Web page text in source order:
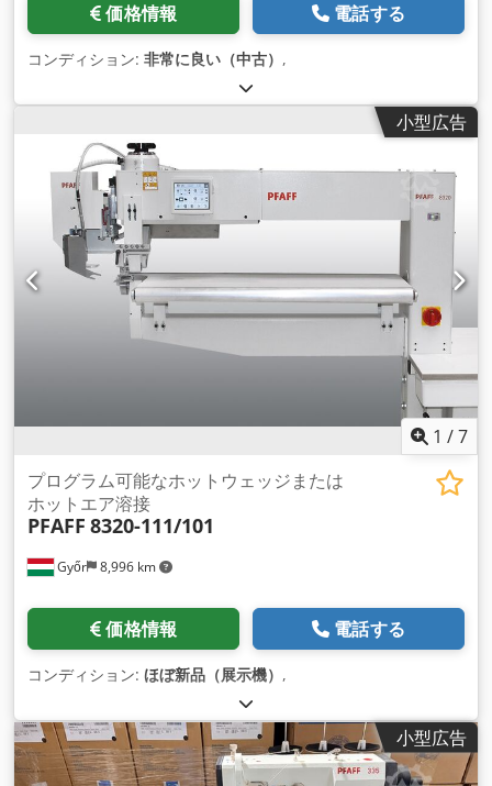
価格情報 電話する
コンディション: 非常に良い（中古） ,
小型広告
1 /7
Győr 8,996 km
プログラム可能なホットウェッジまたは
ホットエア溶接
PFAFF 8320-111/101
価格情報 電話する
コンディション: ほぼ新品（展示機） ,
小型広告